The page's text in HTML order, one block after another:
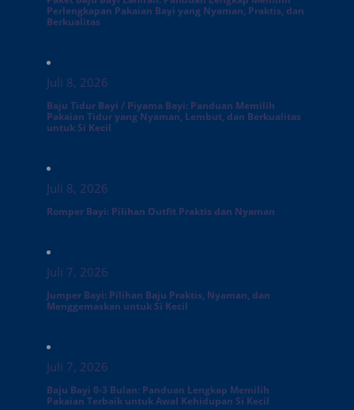
Perlengkapan Pakaian Bayi yang Nyaman, Praktis, dan
Berkualitas
Juli 8, 2026
Baju Tidur Bayi / Piyama Bayi: Panduan Memilih
Pakaian Tidur yang Nyaman, Lembut, dan Berkualitas
untuk Si Kecil
Juli 8, 2026
Romper Bayi: Pilihan Outfit Praktis dan Nyaman
Juli 7, 2026
Jumper Bayi: Pilihan Baju Praktis, Nyaman, dan
Menggemaskan untuk Si Kecil
Juli 7, 2026
Baju Bayi 0-3 Bulan: Panduan Lengkap Memilih
Pakaian Terbaik untuk Awal Kehidupan Si Kecil